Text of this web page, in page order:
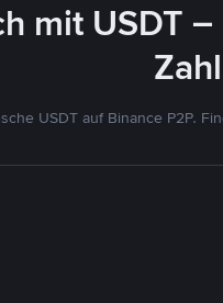
mit USDT
USDT auf Binance P2P.